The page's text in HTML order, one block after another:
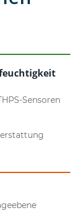
Sensoren